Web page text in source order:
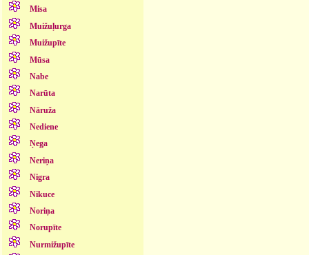
Misa
Muižuļurga
Muižupīte
Mūsa
Nabe
Narūta
Nāruža
Nediene
Ņega
Neriņa
Nigra
Nikuce
Noriņa
Norupīte
Nurmižupīte